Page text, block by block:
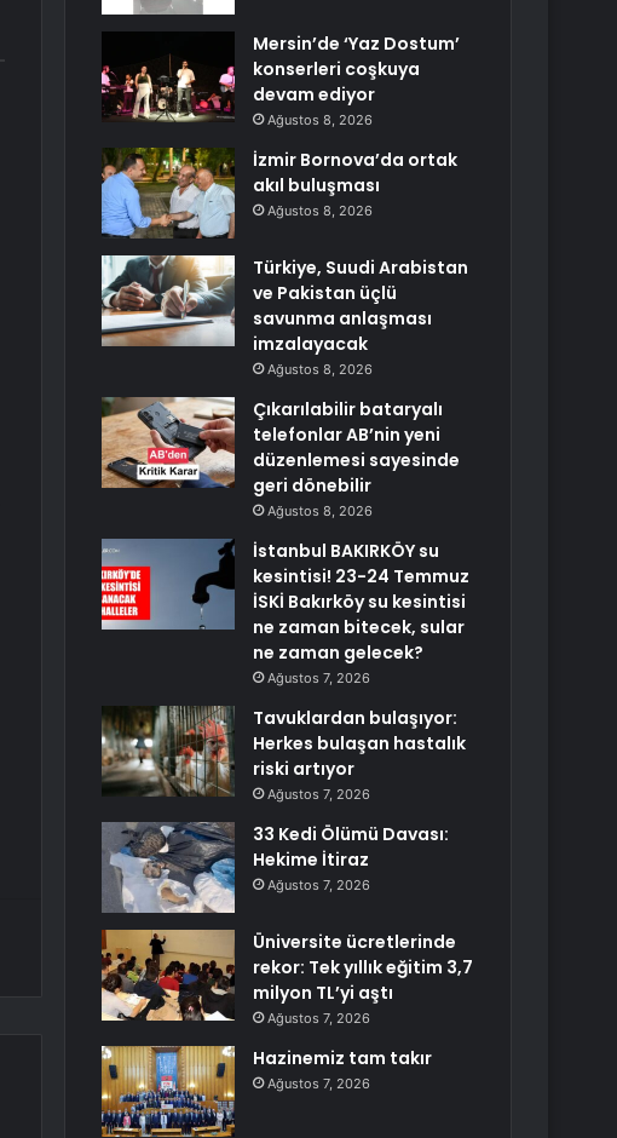
Mersin’de ‘Yaz Dostum’
konserleri coşkuya
devam ediyor
Ağustos 8, 2026
İzmir Bornova’da ortak
akıl buluşması
Ağustos 8, 2026
Türkiye, Suudi Arabistan
ve Pakistan üçlü
savunma anlaşması
imzalayacak
Ağustos 8, 2026
Çıkarılabilir bataryalı
telefonlar AB’nin yeni
düzenlemesi sayesinde
geri dönebilir
Ağustos 8, 2026
İstanbul BAKIRKÖY su
kesintisi! 23-24 Temmuz
İSKİ Bakırköy su kesintisi
ne zaman bitecek, sular
ne zaman gelecek?
Ağustos 7, 2026
Tavuklardan bulaşıyor:
Herkes bulaşan hastalık
riski artıyor
Ağustos 7, 2026
33 Kedi Ölümü Davası:
Hekime İtiraz
Ağustos 7, 2026
Üniversite ücretlerinde
rekor: Tek yıllık eğitim 3,7
milyon TL’yi aştı
Ağustos 7, 2026
Hazinemiz tam takır
Ağustos 7, 2026